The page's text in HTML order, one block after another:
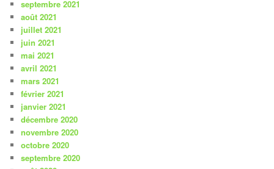
septembre 2021
août 2021
juillet 2021
juin 2021
mai 2021
avril 2021
mars 2021
février 2021
janvier 2021
décembre 2020
novembre 2020
octobre 2020
septembre 2020